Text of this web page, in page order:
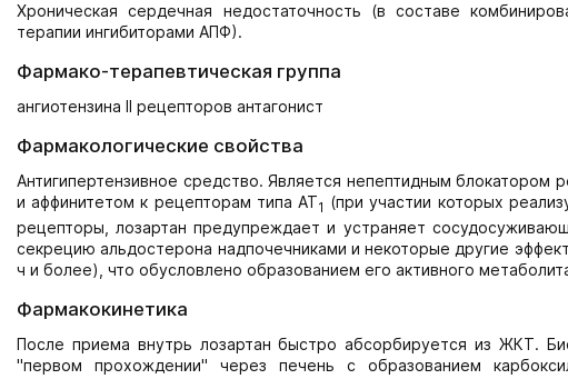
Хроническая сердечная недостаточность (в составе
терапии ингибиторами АПФ).
Фармако-терапевтическая группа
ангиотензина II рецепторов антагонист
Фармакологические свойства
Антигипертензивное средство. Является непептидным блокатором
и аффинитетом к рецепторам типа AT1 (при участии которых
рецепторы, лозартан предупреждает и устраняет
секрецию альдостерона надпочечниками и некоторые другие
ч и более), что обусловлено образованием его активного
Фармакокинетика
После приема внутрь лозартан быстро абсорбируется из ЖКТ.
"первом прохождении" через печень с образованием